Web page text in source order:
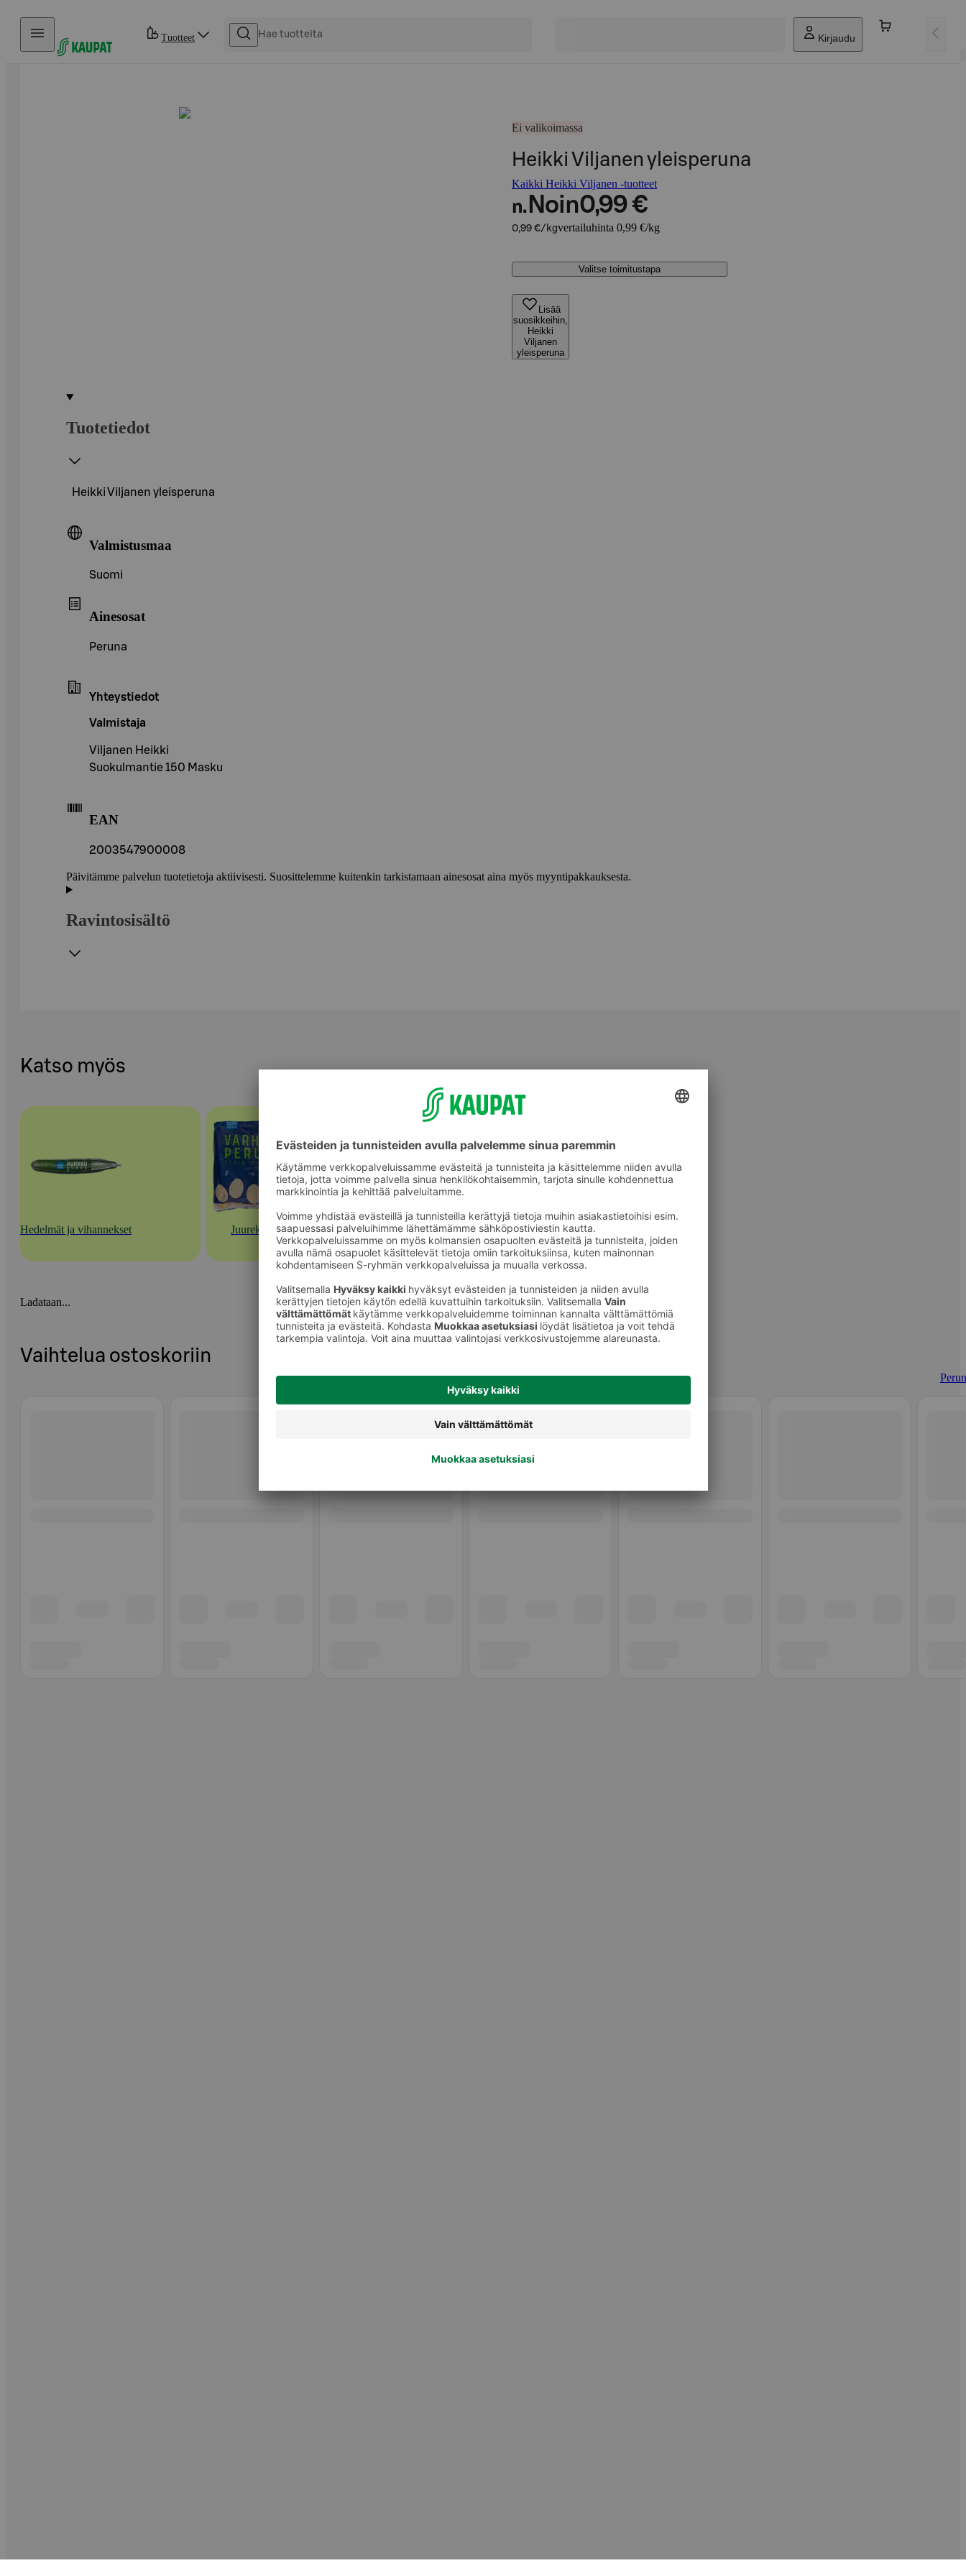
Hyppää sisältöön
Tuotteet Kirjaudu
Ei valikoimassa
Heikki Viljanen yleisperuna
Kaikki Heikki Viljanen -tuotteet
n. Noin0,99 €
0,99 €/kgvertailuhinta 0,99 €/kg
Valitse toimitustapa
Lisää
suosikkeihin,
Heikki
Viljanen
yleisperuna
Tuotetiedot
Heikki Viljanen yleisperuna
Valmistusmaa
Suomi
Ainesosat
Peruna
Yhteystiedot
Valmistaja
Viljanen Heikki
Suokulmantie 150 Masku
EAN
2003547900008
Päivitämme palvelun tuotetietoja aktiivisesti. Suosittelemme kuitenkin tarkistamaan ainesosat aina myös myyntipakkauksesta.
Ravintosisältö
Katso myös
Hedelmät ja vihannekset Juurekset Perunat
Ladataan...
Vaihtelua ostoskoriin